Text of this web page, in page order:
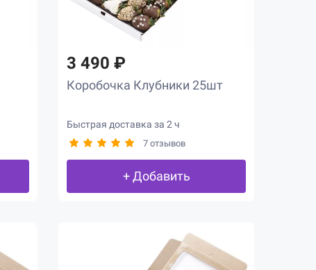
3 490 ₽
Коробочка Клубники 25шт
Быстрая доставка за 2 ч
7 отзывов
+ Добавить